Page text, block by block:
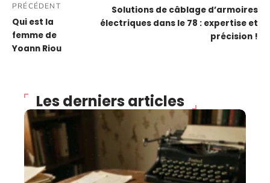
PRÉCÉDENT
Qui est la
femme de
Yoann Riou
Solutions de câblage d’armoires
électriques dans le 78 : expertise et
précision !
Les derniers articles